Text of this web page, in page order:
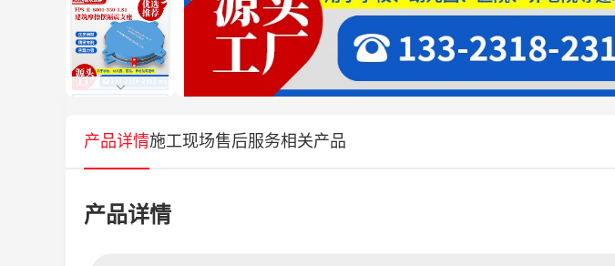
产品详情施工现场售后服务相关产品
产品详情